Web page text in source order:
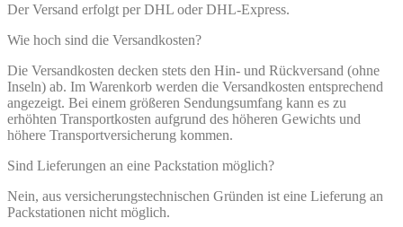
Der Versand erfolgt per DHL oder DHL-Express.
Wie hoch sind die Versandkosten?
Die Versandkosten decken stets den Hin- und Rückversand (ohne
Inseln) ab. Im Warenkorb werden die Versandkosten entsprechend
angezeigt. Bei einem größeren Sendungsumfang kann es zu
erhöhten Transportkosten aufgrund des höheren Gewichts und
höhere Transportversicherung kommen.
Sind Lieferungen an eine Packstation möglich?
Nein, aus versicherungstechnischen Gründen ist eine Lieferung an
Packstationen nicht möglich.